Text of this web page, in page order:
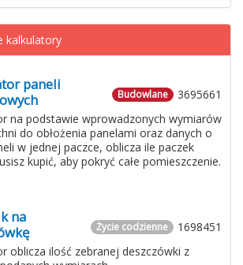
kalkulatory
3695661
Budowlane
paneli
na podstawie wprowadzonych wymiarów
do obłożenia panelami oraz danych o
w jednej paczce, oblicza ile paczek
kupić, aby pokryć całe pomieszczenie.
1698451
Życie codzienne
na
oblicza ilość zebranej deszczówki z